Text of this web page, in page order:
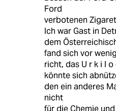
Ford
verbotenen
Ich war Gast in
dem
fand sich vor
richt, das U r k i l o
könnte sich
den ein anderes
nicht